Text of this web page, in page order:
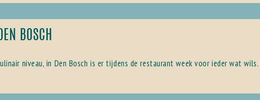
BOSCH
niveau, in Den Bosch is er tijdens de restaurant week voor ieder wat